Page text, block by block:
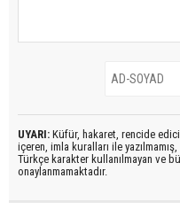
UYARI: Küfür, hakaret, rencide
içeren, imla kuralları ile yazılmamış,
Türkçe karakter kullanılmayan ve
onaylanmamaktadır.